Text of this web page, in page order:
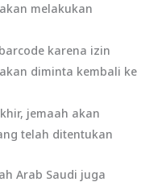
melakukan
karena izin
diminta kembali ke
jemaah akan
telah ditentukan
Arab Saudi juga